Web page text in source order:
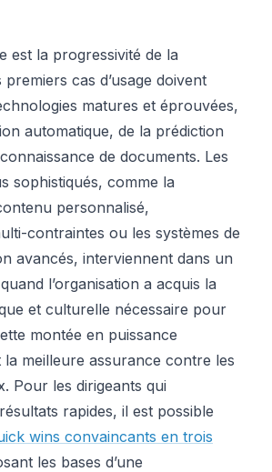
est la progressivité de la
cas d’usage doivent
matures et éprouvées,
automatique, de la prédiction
de documents. Les
sophistiqués, comme la
personnalisé,
contraintes ou les systèmes de
avancés, interviennent dans un
l’organisation a acquis la
et culturelle nécessaire pour
montée en puissance
la meilleure assurance contre les
Pour les dirigeants qui
rapides, il est possible
wins convaincants en trois
les bases d’une